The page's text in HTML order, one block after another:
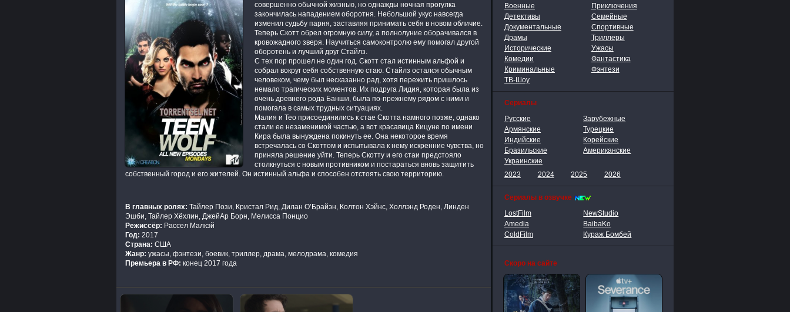
совершенно обычной жизнью, но однажды ночная прогулка
закончилась нападением оборотня. Небольшой укус навсегда
изменил судьбу парня, заставляя принимать себя в новом обличие.
Теперь Скотт обрел огромную силу, а полнолуние оборачивался в
кровожадного зверя. Научиться самоконтролю ему помогал другой
оборотень и лучший друг Стайлз.
С тех пор прошел не один год. Скотт стал истинным альфой и
собрал вокруг себя собственную стаю. Стайлз остался обычным
человеком, чему был несказанно рад, хотя пережить пришлось
немало трагических моментов. Их подруга Лидия, которая была из
очень древнего рода Банши, была по-прежнему рядом с ними и
помогала в самых трудных ситуациях.
Малия и Тео присоединились к стае Скотта намного позже, однако
стали ее незаменимой частью, а вот красавица Кицуне по имени
Кира была вынуждена покинуть ее. Она некоторое время
встречалась со Скоттом и испытывала к нему искренние чувства, но
приняла решение уйти. Теперь Скотту и его стаи предстояло
столкнуться с новым противником и постараться вновь защитить
собственный город и его жителей. Он истинный альфа и способен отстоять свою территорию.
В главных ролях: Тайлер Пози, Кристал Рид, Дилан О’Брайэн, Колтон Хэйнс, Холлэнд Роден, Линден
Эшби, Тайлер Хёхлин, ДжейАр Борн, Мелисса Понцио
Режиссёр: Рассел Малкэй
Год: 2017
Страна: США
Жанр: ужасы, фэнтези, боевик, триллер, драма, мелодрама, комедия
Премьера в РФ: конец 2017 года
Военные
Приключения
Детективы
Семейные
Документальные
Спортивные
Драмы
Триллеры
Исторические
Ужасы
Комедии
Фантастика
Криминальные
Фэнтези
ТВ-Шоу
Сериалы
Русские
Зарубежные
Армянские
Турецкие
Индийские
Корейские
Бразильские
Американские
Украинские
2023
2024 2025 2026
Сериалы в озвучке
LostFilm
NewStudio
Amedia
BaibaKo
ColdFilm
Кураж Бомбей
Скоро на сайте